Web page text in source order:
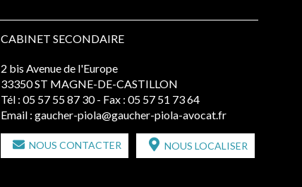
CABINET SECONDAIRE
2 bis Avenue de l'Europe
33350 ST MAGNE-DE-CASTILLON
Tél : 05 57 55 87 30 - Fax : 05 57 51 73 64
Email : gaucher-piola@gaucher-piola-avocat.fr
NOUS CONTACTER NOUS LOCALISER